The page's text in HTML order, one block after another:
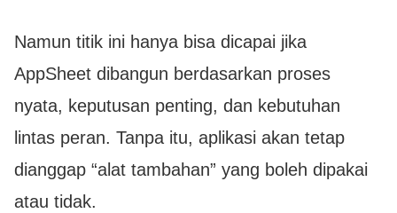
Namun titik ini hanya bisa dicapai jika
AppSheet dibangun berdasarkan proses
nyata, keputusan penting, dan kebutuhan
lintas peran. Tanpa itu, aplikasi akan tetap
dianggap “alat tambahan” yang boleh dipakai
atau tidak.